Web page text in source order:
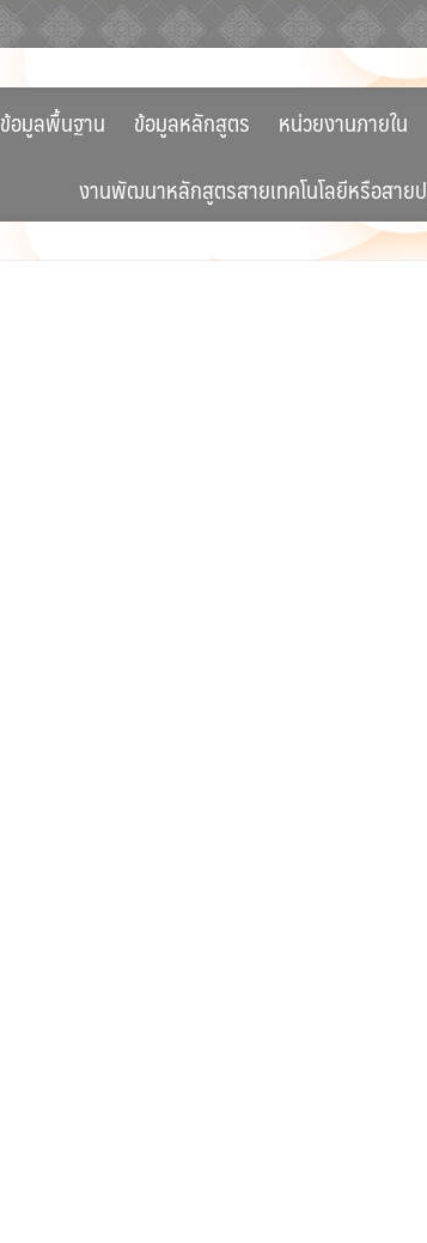
ข้อมูลพื้นฐาน ข้อมูลหลักสูตร หน่วยงานภายใน
งานพัฒนาหลักสูตรสายเทคโนโลยีหรือสาย